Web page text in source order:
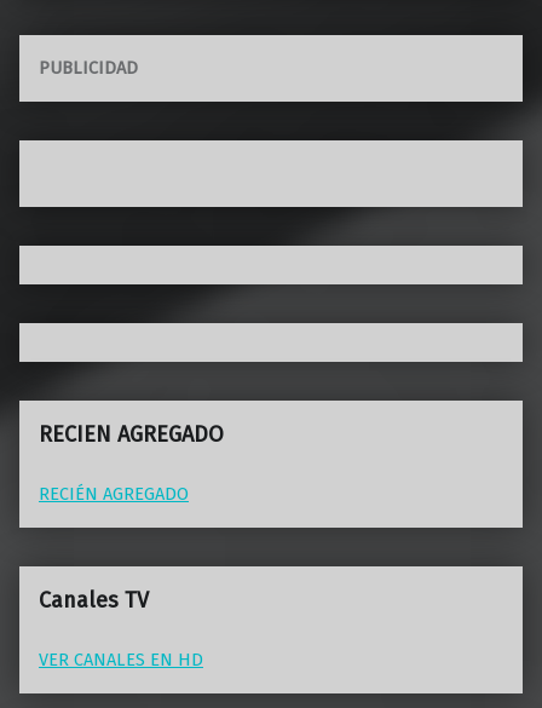
PUBLICIDAD
RECIEN AGREGADO
RECIÉN AGREGADO
Canales TV
VER CANALES EN HD